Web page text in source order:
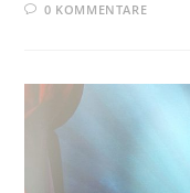
0 KOMMENTARE